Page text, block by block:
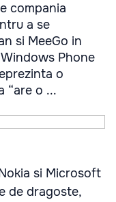
compania
a se
si MeeGo in
Phone
o
“are o ...
si Microsoft
de dragoste,